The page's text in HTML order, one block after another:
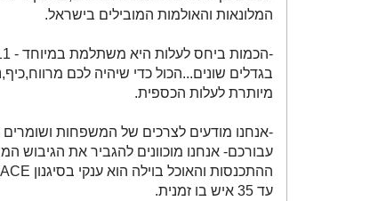
המלונאות והאולמות המובילים בישראל.
בגדלים שונים...הכול כדי שיהיה לכם
מיותרת לעלות הכספית.
-אנחנו מודעים לצרכים של המשפחות ושומרים
עבורכם- אנחנו מוכוונים להגביר את הגיבוש
עד 35 איש בו זמנית.